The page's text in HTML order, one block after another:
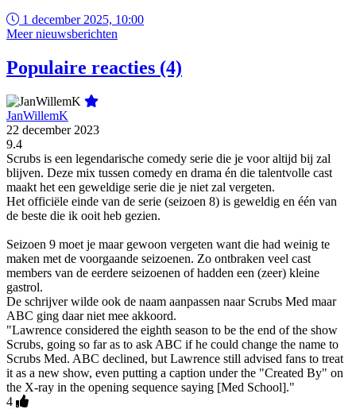
1 december 2025, 10:00
Meer nieuwsberichten
Populaire reacties (4)
JanWillemK
22 december 2023
9.4
Scrubs is een legendarische comedy serie die je voor altijd bij zal
blijven. Deze mix tussen comedy en drama én die talentvolle cast
maakt het een geweldige serie die je niet zal vergeten.
Het officiële einde van de serie (seizoen 8) is geweldig en één van
de beste die ik ooit heb gezien.
Seizoen 9 moet je maar gewoon vergeten want die had weinig te
maken met de voorgaande seizoenen. Zo ontbraken veel cast
members van de eerdere seizoenen of hadden een (zeer) kleine
gastrol.
De schrijver wilde ook de naam aanpassen naar Scrubs Med maar
ABC ging daar niet mee akkoord.
"Lawrence considered the eighth season to be the end of the show
Scrubs, going so far as to ask ABC if he could change the name to
Scrubs Med. ABC declined, but Lawrence still advised fans to treat
it as a new show, even putting a caption under the "Created By" on
the X-ray in the opening sequence saying [Med School]."
4